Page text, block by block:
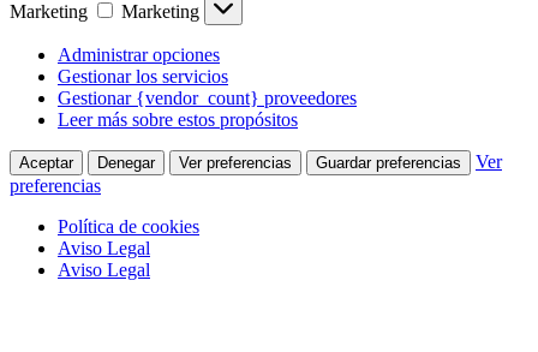
Marketing
Marketing
Administrar opciones
Gestionar los servicios
Gestionar {vendor_count} proveedores
Leer más sobre estos propósitos
Aceptar Denegar Ver preferencias Guardar preferencias
Ver
preferencias
Política de cookies
Aviso Legal
Aviso Legal